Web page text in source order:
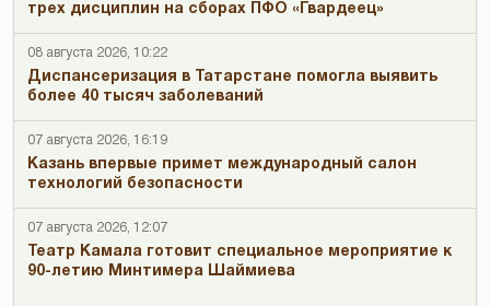
трех дисциплин на сборах ПФО «Гвардеец»
08 августа 2026, 10:22
Диспансеризация в Татарстане помогла выявить
более 40 тысяч заболеваний
07 августа 2026, 16:19
Казань впервые примет международный салон
технологий безопасности
07 августа 2026, 12:07
Театр Камала готовит специальное мероприятие к
90-летию Минтимера Шаймиева